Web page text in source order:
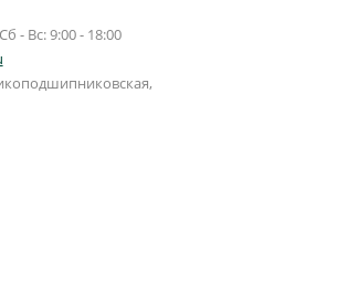
- Вс: 9:00 - 18:00